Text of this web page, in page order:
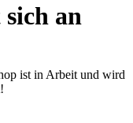
an
ist in Arbeit und wird